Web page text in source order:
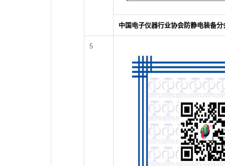
中国电子仪器行业协会防静电装备分
5